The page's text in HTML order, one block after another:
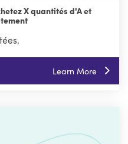
X quantités d'A et
Learn More